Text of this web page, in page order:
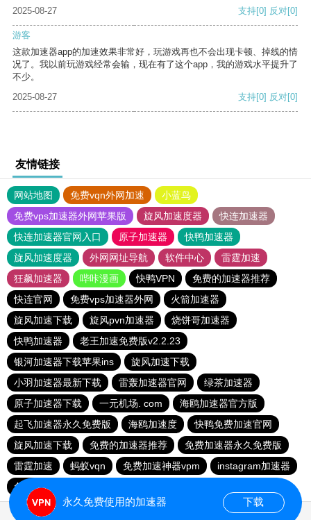
2025-08-27
支持[0] 反对[0]
游客
这款加速器app的加速效果非常好，玩游戏再也不会出现卡顿、掉线的情
况了。我以前玩游戏经常会输，现在有了这个app，我的游戏水平提升了
不少。
2025-08-27
支持[0] 反对[0]
友情链接
网站地图 免费vqn外网加速
小蓝鸟
免费vps加速器外网苹果版
旋风加速度器
快连加速器
快连加速器官网入口
原子加速器
快鸭加速器
旋风加速度器
外网网址导航 软件中心
雷霆加速
狂飙加速器
哔咔漫画 快鸭VPN
免费的加速器推荐
快连官网
免费vps加速器外网
火箭加速器
旋风加速下载
旋风pvn加速器
烧饼哥加速器
快鸭加速器
老王加速免费版v2.2.23
银河加速器下载苹果ins
旋风加速下载
小羽加速器最新下载
雷轰加速器官网
绿茶加速器
原子加速器下载
一元机场. com
海鸥加速器官方版
起飞加速器永久免费版
海鸥加速度
快鸭免费加速官网
旋风加速下载
免费的加速器推荐
免费加速器永久免费版
雷霆加速
蚂蚁vqn 免费加速神器vpm
instagram加速器
免费跨墙软件
永久免费使用的加速器 下载